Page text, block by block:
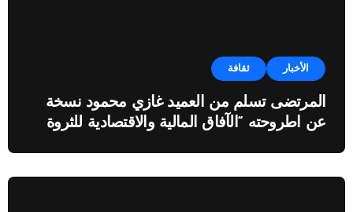
الأخبار ثقافة
المرتضى تسلم من العميد غازي محمود نسخة
عن اطروحته “الآفاق المالية والاقتصادية للثروة